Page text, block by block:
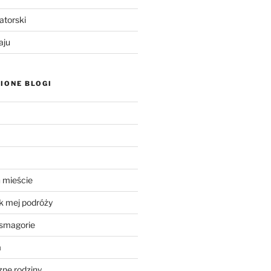
BLOGI
mieście
mej podróży